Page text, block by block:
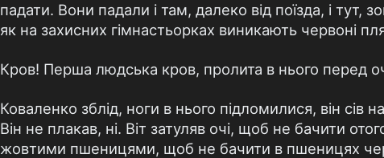
падати. Вони падали i там, далеко вiд поїзда, i тут,
як на захисних гiмнастьорках виникають червонi
Кров! Перша людська кров, пролита в нього перед
Коваленко зблiд, ноги в нього пiдломилися, вiн сiв
Вiн не плакав, нi. Вiт затуляв очi, щоб не бачити
жовтими пшеницями, щоб не бачити в пшеницях